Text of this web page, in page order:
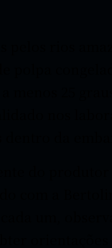
rios
polpa
25
nos
da
do produtor
com a
um,
orientações